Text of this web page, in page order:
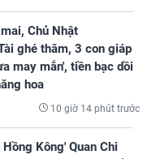
Chủ Nhật
ghé thăm, 3 con giáp
may mắn', tiền bạc dồi
hoa
10 giờ 14 phút trước
Kông' Quan Chi